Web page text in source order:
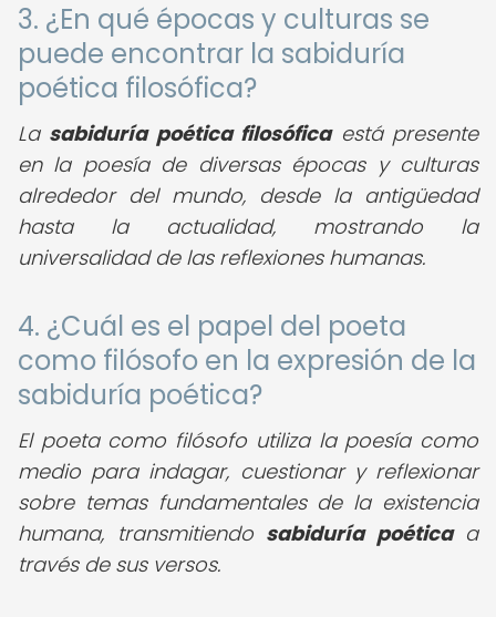
3. ¿En qué épocas y culturas se
puede encontrar la sabiduría
poética filosófica?
La sabiduría poética filosóficaestá presente
en la poesía de diversas épocas y culturas
alrededor del mundo, desde la antigüedad
hasta la actualidad, mostrando la
universalidad de las reflexiones humanas.
4. ¿Cuál es el papel del poeta
como filósofo en la expresión de la
sabiduría poética?
El poeta como filósofo utiliza la poesía como
medio para indagar, cuestionar y reflexionar
sobre temas fundamentales de la existencia
humana, transmitiendo sabiduría poéticaa
través de sus versos.